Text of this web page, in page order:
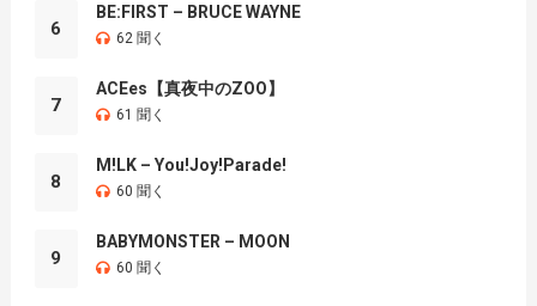
6
BE:FIRST – BRUCE WAYNE
62 聞く
7
ACEes【真夜中のZOO】
61 聞く
8
M!LK – You!Joy!Parade!
60 聞く
9
BABYMONSTER – MOON
60 聞く